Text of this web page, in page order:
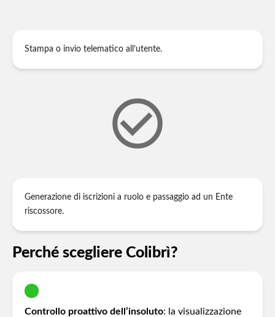
Stampa o invio telematico all’utente.
check_circle_outline
Generazione di iscrizioni a ruolo e passaggio ad un Ente
riscossore.
Perché scegliere Colibrì?
Controllo proattivo dell’insoluto: la visualizzazione